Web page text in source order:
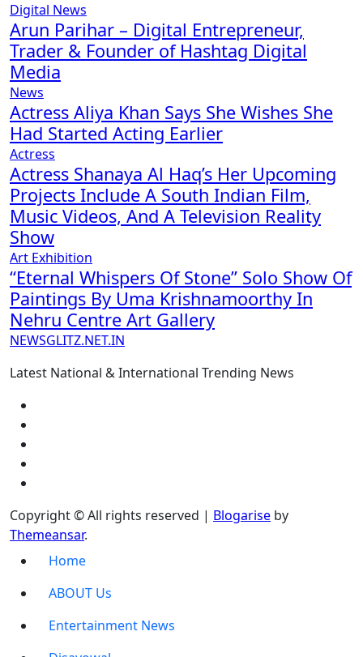
Digital News
Arun Parihar – Digital Entrepreneur,
Trader & Founder of Hashtag Digital
Media
News
Actress Aliya Khan Says She Wishes She
Had Started Acting Earlier
Actress
Actress Shanaya Al Haq’s Her Upcoming
Projects Include A South Indian Film,
Music Videos, And A Television Reality
Show
Art Exhibition
“Eternal Whispers Of Stone” Solo Show Of
Paintings By Uma Krishnamoorthy In
Nehru Centre Art Gallery
NEWSGLITZ.NET.IN
Latest National & International Trending News
Copyright © All rights reserved | Blogarise by
Themeansar.
Home
ABOUT Us
Entertainment News